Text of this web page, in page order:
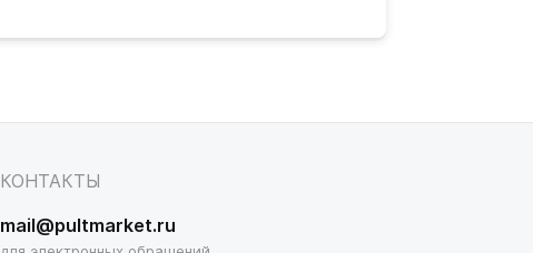
КОНТАКТЫ
mail@pultmarket.ru